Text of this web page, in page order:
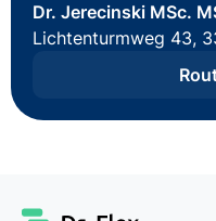
Dr. Jerecinski MSc.
Lichtenturmweg 43,